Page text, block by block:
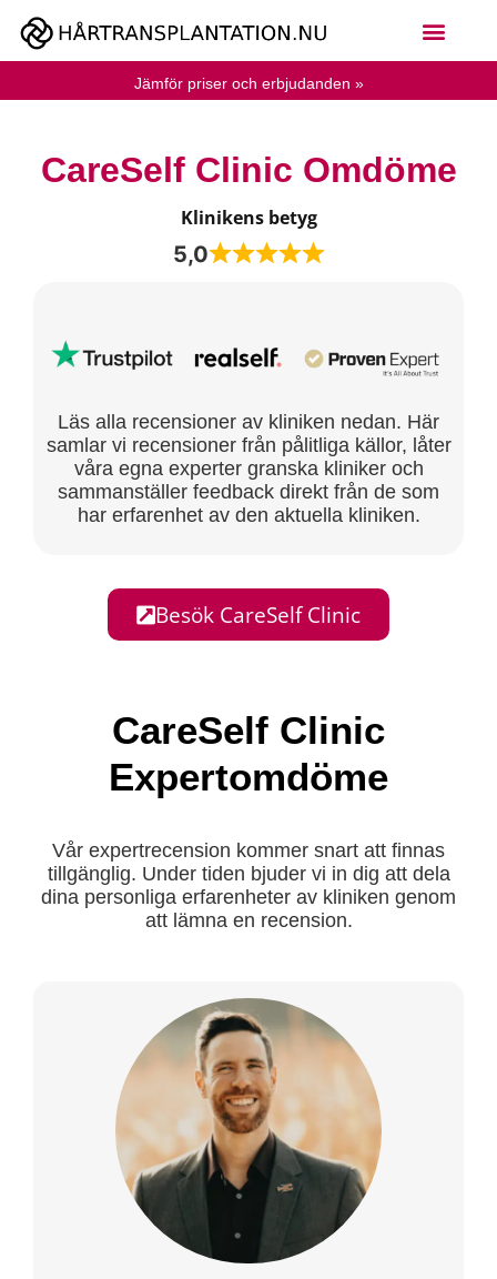
Jämför priser och erbjudanden »
CareSelf Clinic Omdöme
Klinikens betyg
5,0
Läs alla recensioner av kliniken nedan. Här
samlar vi recensioner från pålitliga källor, låter
våra egna experter granska kliniker och
sammanställer feedback direkt från de som
har erfarenhet av den aktuella kliniken.
Besök CareSelf Clinic
CareSelf Clinic
Expertomdöme
Vår expertrecension kommer snart att finnas
tillgänglig. Under tiden bjuder vi in dig att dela
dina personliga erfarenheter av kliniken genom
att lämna en recension.